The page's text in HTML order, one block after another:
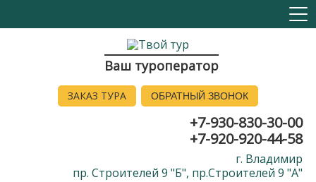
Ваш туроператор
ЗАКАЗ ТУРА ОБРАТНЫЙ ЗВОНОК
+7-930-830-30-00
+7-920-920-44-58
г. Владимир
пр. Строителей 9 "Б", пр.Строителей 9 "А"